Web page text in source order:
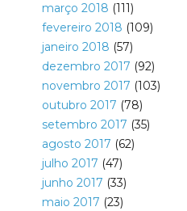
março 2018 (111)
fevereiro 2018 (109)
janeiro 2018 (57)
dezembro 2017 (92)
novembro 2017 (103)
outubro 2017 (78)
setembro 2017 (35)
agosto 2017 (62)
julho 2017 (47)
junho 2017 (33)
maio 2017 (23)